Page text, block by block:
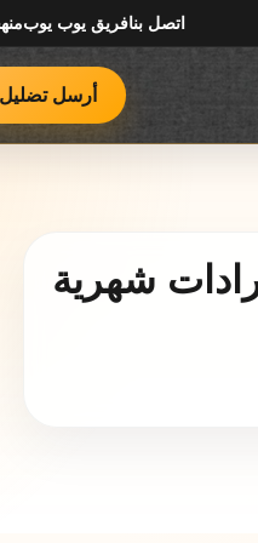
اتصل بنافريق يوب يوب
أرسل تضليل
شهرية